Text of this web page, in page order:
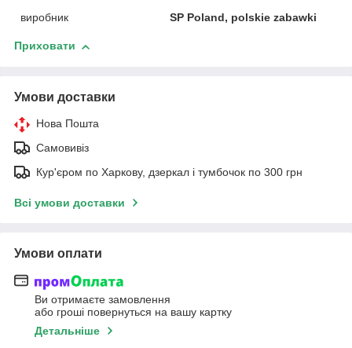
виробник
SP Poland, polskie zabawki
Приховати
Умови доставки
Нова Пошта
Самовивіз
Кур'єром по Харкову, дзеркал і тумбочок по 300 грн
Всі умови доставки
Умови оплати
Ви отримаєте замовлення
або гроші повернуться на вашу картку
Детальніше